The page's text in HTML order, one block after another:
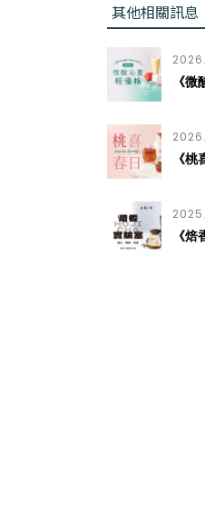
其他相關訊息
《
《
《